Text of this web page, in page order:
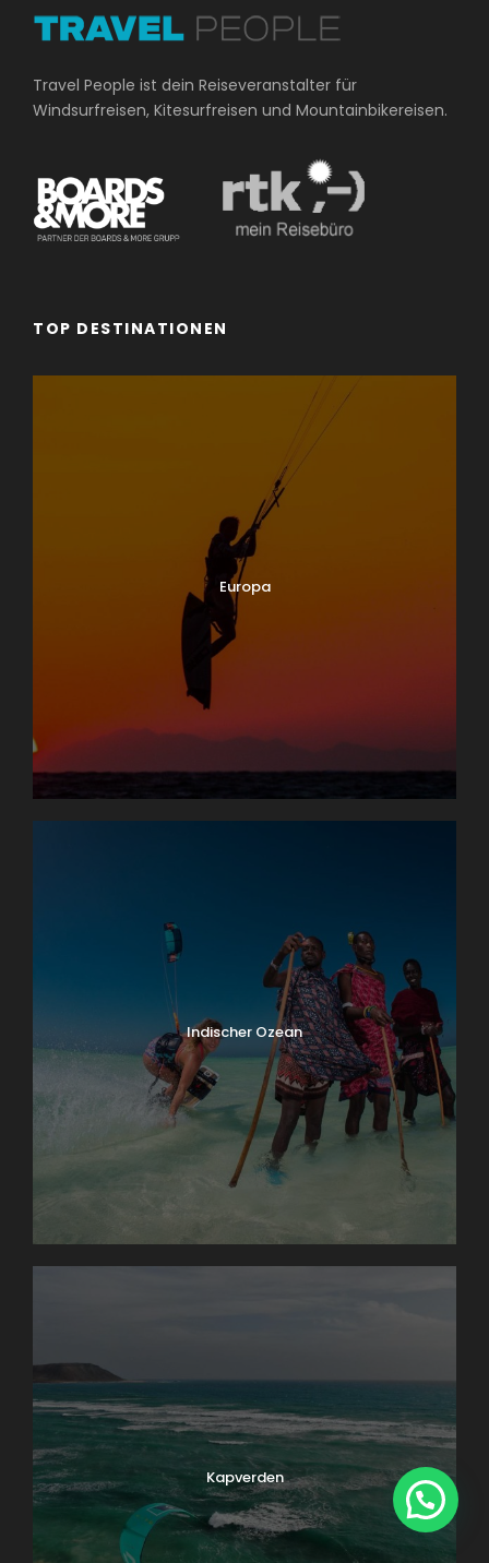
Travel People ist dein Reiseveranstalter für
Windsurfreisen, Kitesurfreisen und Mountainbikereisen.
TOP DESTINATIONEN
Europa
Indischer Ozean
Kapverden